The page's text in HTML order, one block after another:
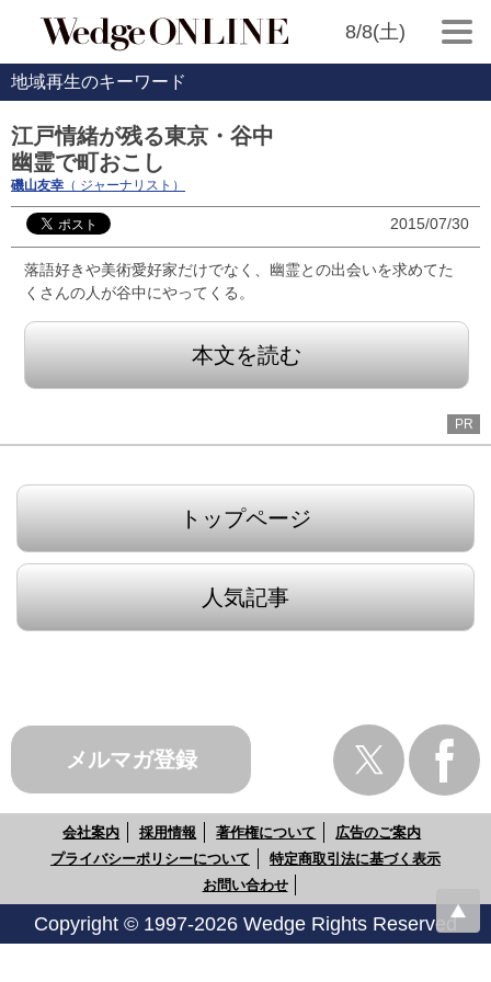
8/8(土)
地域再生のキーワード
江戸情緒が残る東京・谷中
幽霊で町おこし
磯山友幸 （ ジャーナリスト）
2015/07/30
落語好きや美術愛好家だけでなく、幽霊との出会いを求めてた
くさんの人が谷中にやってくる。
本文を読む
PR
トップページ
人気記事
メルマガ登録
会社案内 採用情報 著作権について
広告のご案内
プライバシーポリシーについて
特定商取引法に基づく表示
お問い合わせ
Copyright © 1997-2026 Wedge Rights Reserved